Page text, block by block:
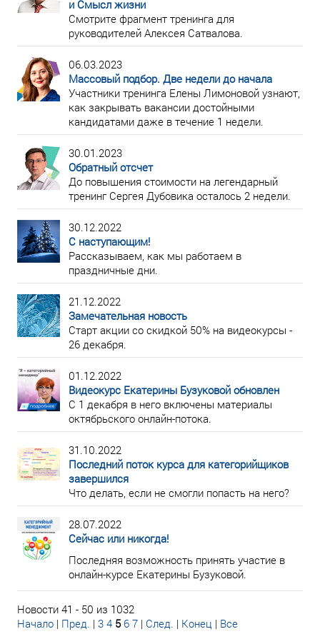
и Смысл жизни
Смотрите фрагмент тренинга для
руководителей Алексея Сатвалова.
06.03.2023
Массовый подбор. Две недели до начала
Участники тренинга Елены Лимоновой узнают,
как закрывать вакансии достойными
кандидатами даже в течение 1 недели.
30.01.2023
Обратный отсчет
До повышения стоимости на легендарный
тренинг Сергея Дубовика осталось 2 недели.
30.12.2022
С наступающим!
Рассказываем, как мы работаем в
праздничные дни.
21.12.2022
Замечательная новость
Старт акции со скидкой 50% на видеокурсы -
26 декабря.
01.12.2022
Видеокурс Екатерины Бузуковой обновлен
С 1 декабря в него включены материалы
октябрьского онлайн-потока.
31.10.2022
Последний поток курса для категорийщиков
завершился
Что делать, если не смогли попасть на него?
28.07.2022
Сейчас или никогда!
Последняя возможность принять участие в
онлайн-курсе Екатерины Бузуковой.
Новости 41 - 50 из 1032
Начало | Пред. | 3 4 5 6 7 | След. | Конец | Все